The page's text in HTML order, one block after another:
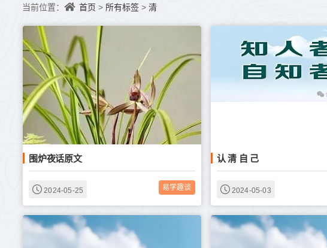
当前位置： 首页 > 所有标签 > 清
围炉夜话原文
2024-05-25 易学趣谈
认 清 自 己
2024-05-03